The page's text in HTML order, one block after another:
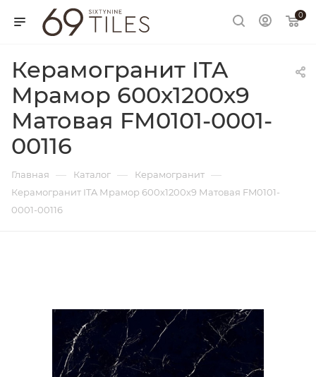
0
Керамогранит ITA
Мрамор 600х1200х9
Матовая FM0101-0001-
00116
Главная — Каталог — Керамогранит —
Керамогранит ITA Мрамор 600х1200х9 Матовая FM0101-
0001-00116